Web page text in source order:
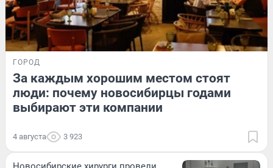
ГОРОД
За каждым хорошим местом стоят
люди: почему новосибирцы годами
выбирают эти компании
4 августа 3 923